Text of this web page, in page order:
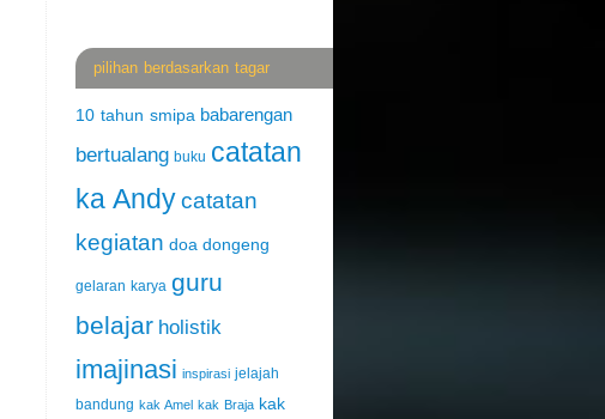
pilihan berdasarkan tagar
10 tahun smipa babarengan
bertualang buku catatan
ka Andycatatan
kegiatan doa dongeng
gelaran karya guru
belajar holistik
imajinasi inspirasi jelajah
bandung kak Amel kak Braja kak